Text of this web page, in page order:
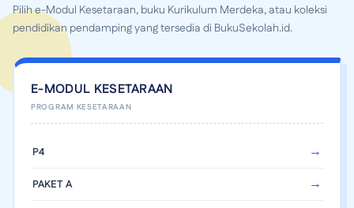
Pilih e-Modul Kesetaraan, buku Kurikulum Merdeka, atau koleksi
pendidikan pendamping yang tersedia di BukuSekolah.id.
E-MODUL KESETARAAN
P4
PAKET A